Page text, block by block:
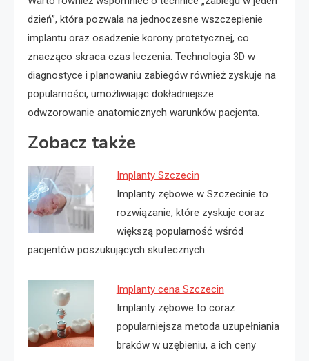
dzień”, która pozwala na jednoczesne wszczepienie
implantu oraz osadzenie korony protetycznej, co
znacząco skraca czas leczenia. Technologia 3D w
diagnostyce i planowaniu zabiegów również zyskuje na
popularności, umożliwiając dokładniejsze
odwzorowanie anatomicznych warunków pacjenta.
Zobacz także
Implanty Szczecin
Implanty zębowe w Szczecinie to
rozwiązanie, które zyskuje coraz
większą popularność wśród
pacjentów poszukujących skutecznych…
Implanty cena Szczecin
Implanty zębowe to coraz
popularniejsza metoda uzupełniania
braków w uzębieniu, a ich ceny